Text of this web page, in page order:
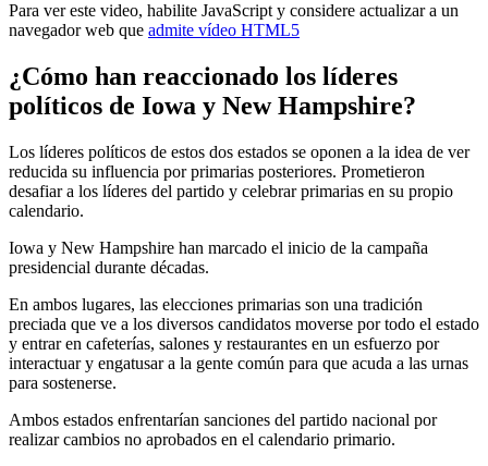
Para ver este video, habilite JavaScript y considere actualizar a un
navegador web que admite vídeo HTML5
¿Cómo han reaccionado los líderes
políticos de Iowa y New Hampshire?
Los líderes políticos de estos dos estados se oponen a la idea de ver
reducida su influencia por primarias posteriores. Prometieron
desafiar a los líderes del partido y celebrar primarias en su propio
calendario.
Iowa y New Hampshire han marcado el inicio de la campaña
presidencial durante décadas.
En ambos lugares, las elecciones primarias son una tradición
preciada que ve a los diversos candidatos moverse por todo el estado
y entrar en cafeterías, salones y restaurantes en un esfuerzo por
interactuar y engatusar a la gente común para que acuda a las urnas
para sostenerse.
Ambos estados enfrentarían sanciones del partido nacional por
realizar cambios no aprobados en el calendario primario.